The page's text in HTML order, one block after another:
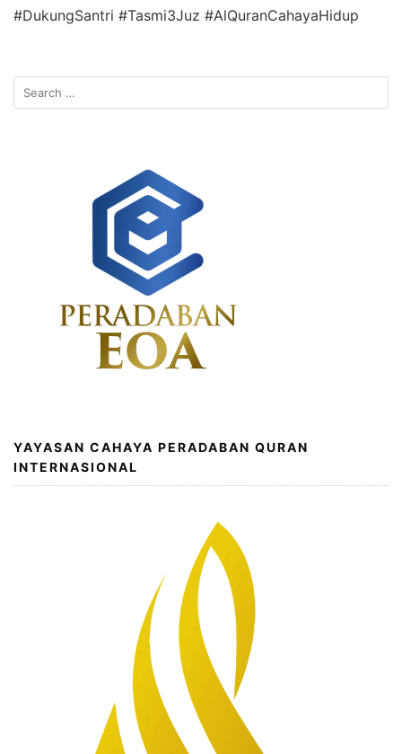
#DukungSantri #Tasmi3Juz #AlQuranCahayaHidup
Search
for:
YAYASAN CAHAYA PERADABAN QURAN
INTERNASIONAL